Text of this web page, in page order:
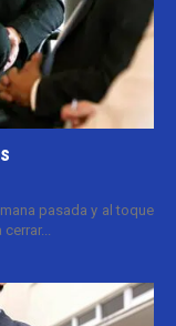
pasada y al toque